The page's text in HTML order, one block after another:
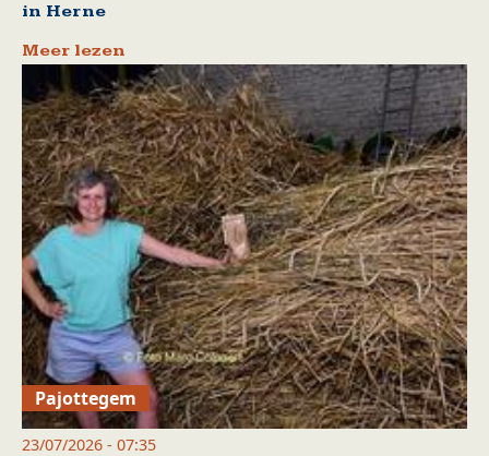
in Herne
Meer lezen
Pajottegem
23/07/2026 - 07:35